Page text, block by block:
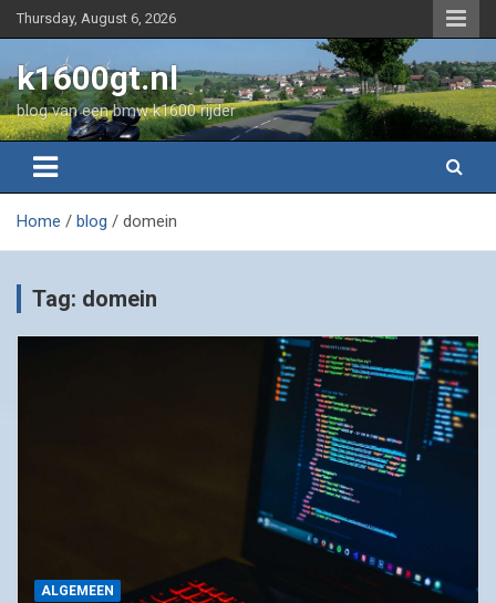
Skip
to
Thursday, August 6, 2026
k1600gt.nl
blog van een bmw k1600 rijder
Home blog domein
Tag: domein
ALGEMEEN